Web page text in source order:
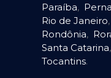
Paraíba,
Rio de Janeiro,
Rondônia,
Santa Catarina,
Tocantins.